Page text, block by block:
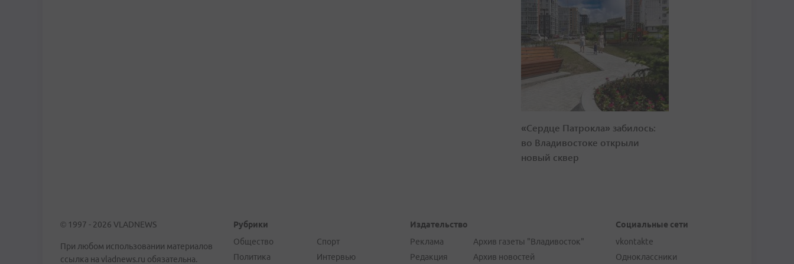
«Сердце Патрокла» забилось:
во Владивостоке открыли
новый сквер
© 1997 - 2026 VLADNEWS
При любом использовании материалов
ссылка на vladnews.ru обязательна.
Рубрики
Общество
Политика
Спорт
Интервью
Издательство
Реклама
Редакция
Архив газеты "Владивосток"
Архив новостей
Социальные сети
vkontakte
Одноклассники